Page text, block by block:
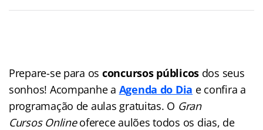
Prepare-se para os concursos públicos dos seus
sonhos! Acompanhe a Agenda do Dia e confira a
programação de aulas gratuitas. O Gran
Cursos Onlineoferece aulões todos os dias, de